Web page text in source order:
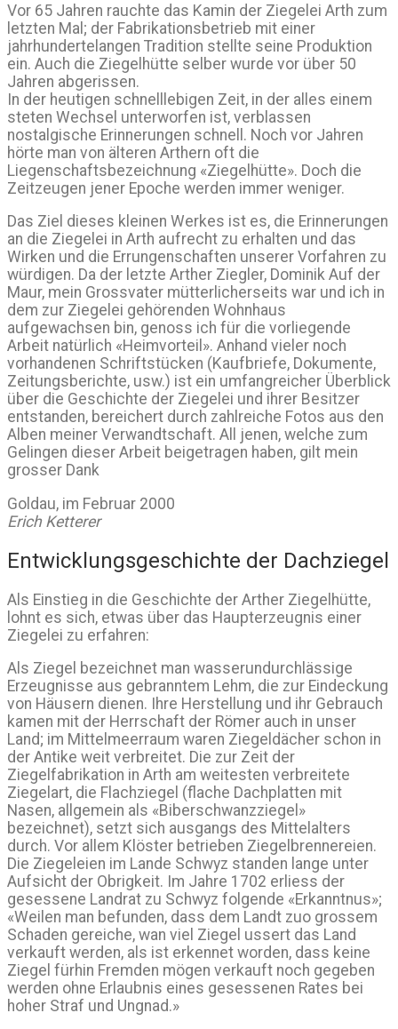
Vor 65 Jahren rauchte das Kamin der Ziegelei Arth zum
letzten Mal; der Fabrikationsbetrieb mit einer
jahrhundertelangen Tradition stellte seine Produktion
ein. Auch die Ziegelhütte selber wurde vor über 50
Jahren abgerissen.
In der heutigen schnelllebigen Zeit, in der alles einem
steten Wechsel unterworfen ist, verblassen
nostalgische Erinnerungen schnell. Noch vor Jahren
hörte man von älteren Arthern oft die
Liegenschaftsbezeichnung «Ziegelhütte». Doch die
Zeitzeugen jener Epoche werden immer weniger.
Das Ziel dieses kleinen Werkes ist es, die Erinnerungen
an die Ziegelei in Arth aufrecht zu erhalten und das
Wirken und die Errungenschaften unserer Vorfahren zu
würdigen. Da der letzte Arther Ziegler, Dominik Auf der
Maur, mein Grossvater mütterlicherseits war und ich in
dem zur Ziegelei gehörenden Wohnhaus
aufgewachsen bin, genoss ich für die vorliegende
Arbeit natürlich «Heimvorteil». Anhand vieler noch
vorhandenen Schriftstücken (Kaufbriefe, Dokumente,
Zeitungsberichte, usw.) ist ein umfangreicher Überblick
über die Geschichte der Ziegelei und ihrer Besitzer
entstanden, bereichert durch zahlreiche Fotos aus den
Alben meiner Verwandtschaft. All jenen, welche zum
Gelingen dieser Arbeit beigetragen haben, gilt mein
grosser Dank
Goldau, im Februar 2000
Erich Ketterer
Entwicklungsgeschichte der Dachziegel
Als Einstieg in die Geschichte der Arther Ziegelhütte,
lohnt es sich, etwas über das Haupterzeugnis einer
Ziegelei zu erfahren:
Als Ziegel bezeichnet man wasserundurchlässige
Erzeugnisse aus gebranntem Lehm, die zur Eindeckung
von Häusern dienen. Ihre Herstellung und ihr Gebrauch
kamen mit der Herrschaft der Römer auch in unser
Land; im Mittelmeerraum waren Ziegeldächer schon in
der Antike weit verbreitet. Die zur Zeit der
Ziegelfabrikation in Arth am weitesten verbreitete
Ziegelart, die Flachziegel (flache Dachplatten mit
Nasen, allgemein als «Biberschwanzziegel»
bezeichnet), setzt sich ausgangs des Mittelalters
durch. Vor allem Klöster betrieben Ziegelbrennereien.
Die Ziegeleien im Lande Schwyz standen lange unter
Aufsicht der Obrigkeit. Im Jahre 1702 erliess der
gesessene Landrat zu Schwyz folgende «Erkanntnus»;
«Weilen man befunden, dass dem Landt zuo grossem
Schaden gereiche, wan viel Ziegel ussert das Land
verkauft werden, als ist erkennet worden, dass keine
Ziegel fürhin Fremden mögen verkauft noch gegeben
werden ohne Erlaubnis eines gesessenen Rates bei
hoher Straf und Ungnad.»